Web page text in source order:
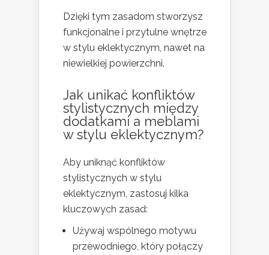
Dzięki tym zasadom stworzysz
funkcjonalne i przytulne wnętrze
w stylu eklektycznym, nawet na
niewielkiej powierzchni.
Jak unikać konfliktów
stylistycznych między
dodatkami a meblami
w stylu eklektycznym?
Aby uniknąć konfliktów
stylistycznych w stylu
eklektycznym, zastosuj kilka
kluczowych zasad:
Używaj wspólnego motywu
przewodniego, który połączy